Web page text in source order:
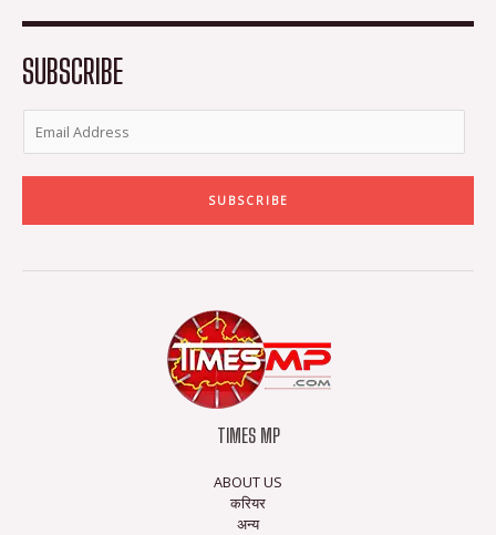
o
-
r r e
SUBSCRIBE
SUBSCRIBE
TIMES MP
ABOUT US
करियर
अन्य